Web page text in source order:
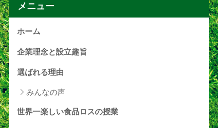
メニュー
ホーム
企業理念と設立趣旨
選ばれる理由
みんなの声
世界一楽しい食品ロスの授業